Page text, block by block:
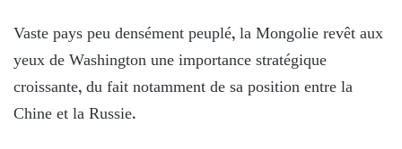
Vaste pays peu densément peuplé, la Mongolie revêt aux
yeux de Washington une importance stratégique
croissante, du fait notamment de sa position entre la
Chine et la Russie.